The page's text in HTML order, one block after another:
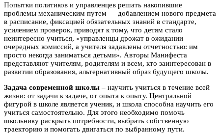
Попытки политиков и управленцев решать накопившие
проблемы механическим путем — добавлением нового предмета
в расписание, фиксацией обязательных знаний в стандарте,
усилением проверок, приводят к тому, что детям стало
неинтересно учиться, «управленцы дрожат в ожидании
очередных комиссий, а учителя задавлены отчетностью: им
просто некогда заниматься детьми». Авторы Манифеста
представляют учителям, родителям и всем, кто заинтересован в
развитии образования, альтернативный образ будущего школы.
Задача современной школы – научить учиться в течение всей
жизни: от задачи к задаче, от опыта к опыту. Центральной
фигурой в школе является ученик, и школа способна научить его
учиться самостоятельно. Для этого необходимо помочь
школьнику раскрыть потребности, выбрать собственную
траекторию и помогать двигаться по выбранному пути.